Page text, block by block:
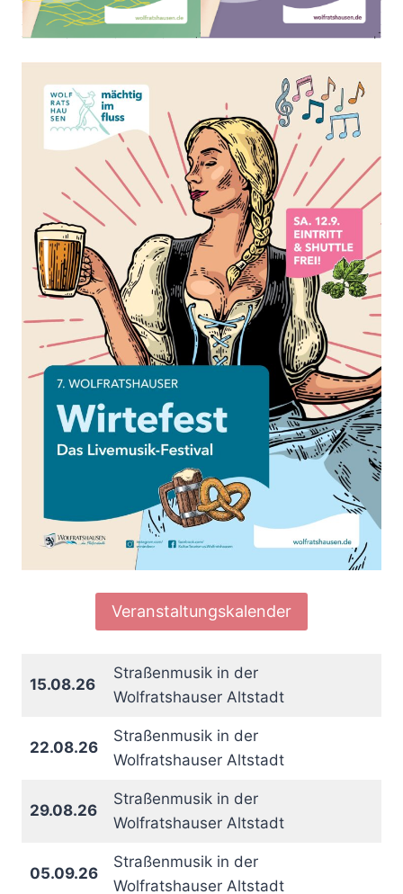
Veranstaltungskalender
15.08.26
Straßenmusik in der
Wolfratshauser Altstadt
22.08.26
Straßenmusik in der
Wolfratshauser Altstadt
29.08.26
Straßenmusik in der
Wolfratshauser Altstadt
05.09.26
Straßenmusik in der
Wolfratshauser Altstadt